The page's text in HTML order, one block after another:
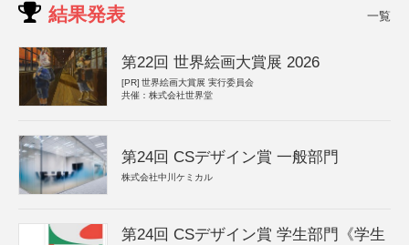
結果発表 一覧
第22回 世界絵画大賞展 2026
[PR] 世界絵画大賞展 実行委員会
共催：株式会社世界堂
第24回 CSデザイン賞 一般部門
株式会社中川ケミカル
第24回 CSデザイン賞 学生部門《学生